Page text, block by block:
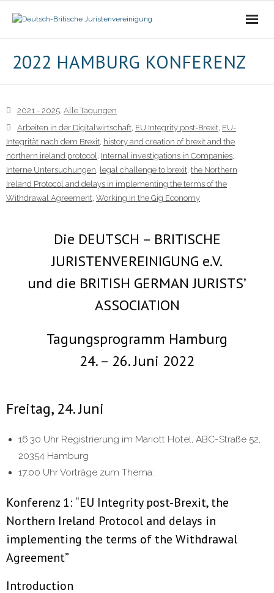
- Der Vorstand
- Über Uns
- Ziele
Mitgliedschaft
Alle Tagungen
- 2021 - 2025
- 2011 - 2020
- Druckkostenzuschüsse Und Stipendien
Downloads
Kontakt
2022 HAMBURG KONFERENZ
2021 - 2025, Alle Tagungen
Arbeiten in der Digitalwirtschaft, EU Integrity post-Brexit, EU-
Integrität nach dem Brexit, history and creation of brexit and the
northern ireland protocol, Internal investigations in Companies,
Interne Untersuchungen, legal challenge to brexit, the Northern
Ireland Protocol and delays in implementing the terms of the
Withdrawal Agreement, Working in the Gig Economy
Die DEUTSCH – BRITISCHE
JURISTENVEREINIGUNG e.V.
und die BRITISH GERMAN JURISTS’
ASSOCIATION
Tagungsprogramm Hamburg
24. – 26. Juni 2022
Freitag, 24. Juni
16.30 Uhr Registrierung im Mariott Hotel, ABC-Straße 52,
20354 Hamburg
17.00 Uhr Vorträge zum Thema:
Konferenz 1: “EU Integrity post-Brexit, the
Northern Ireland Protocol and delays in
implementing the terms of the Withdrawal
Agreement”
Introduction